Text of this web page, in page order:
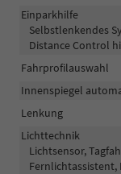
Einparkhilfe
Selbstlenkendes
Distance Control
Fahrprofilauswahl
Innenspiegel
Lenkung
Lichttechnik
Lichtsensor,
Fernlichtassistent,